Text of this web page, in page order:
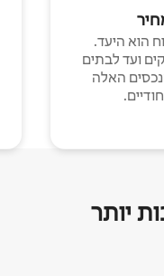
הוא היעד.
ועד לבתים
האלה
יותר